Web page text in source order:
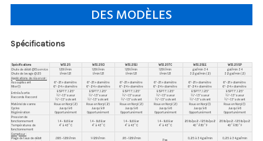
DES MODÈLES
Spécifications
Spécifications WS1.25 WS1.25CI WS1.25EI WS1.25TC WS1.25EE
WS1.25SP
Chute de débit @15 service
Chute de lavage @25
129 l/min
l/min 121
129 l/min
l/min 121
129 l/min
l/min 121
129 l/min
l/min 121
gal/min 34
32 gal/min (2)
gal/min 34
32 gal/min (2)
Applications de réservoir :
Assouplissant
Filter(1)
6"-21 » diamètre
6"-24 » diamètre
6"-21 » diamètre
6"-24 » diamètre
6"-21 » diamètre
6"-24 » diamètre
6"-21 » diamètre
6"-24 » diamètre
6"-21 » diamètre
6"-24 » diamètre
6"-21 » diamètre
6"-24 » diamètre
Entrée/sortie
Raccords Raccord
BSPT 1", 1.25"
¾"– 1.5" sueur
¾"– 1.5" solvant
BSPT 1", 1.25"
¾"– 1.5" sueur
¾"– 1.5" solvant
BSPT 1", 1.25"
¾"– 1.5" sueur
¾"– 1.5" solvant
BSPT 1", 1.25"
¾"– 1.5" sueur
¾"– 1.5" solvant
BSPT 1", 1.25"
¾"– 1.5" sueur
¾"– 1.5" solvant
BSPT 1", 1.25"
¾"– 1.5" sueur
¾"– 1.5" solvant
Matériel de vanne
Cycles
Régénération
Roue en Noryl (2)
Jusqu'à 6
Opportunément
Roue en Noryl (2)
Jusqu'à 9
Opportunément
Roue en Noryl (2)
Jusqu'à 6
Opportunément
Roue en Noryl (2)
Jusqu'à 6
Opportunément
Roue en Noryl (1)
Jusqu'à 6
Opportunément
Roue en Noryl (1)
Jusqu'à 6
Opportunément
Pression de
fonctionnement
Températures de
fonctionnement
1.4 – 8,6 Bar
4° à 43° C
1.4 – 8,6 Bar
4° à 43° C
1.4 – 8,6 Bar
4° à 43° C
1.4 – 8,6 Bar
4° à 43° C
20 lb/po2 – 125 lb/po2
40 ° À 110 ° F
20 lb/po2 – 125 lb/po2
40 ° À 110 ° F
Compteur :
Plage de taux de débit
.095 – 129 l/min
1-129 l/min
.95 – 129 l/min
Pas
0,25 à 34 gal/min
0,25 à 34 gal/min